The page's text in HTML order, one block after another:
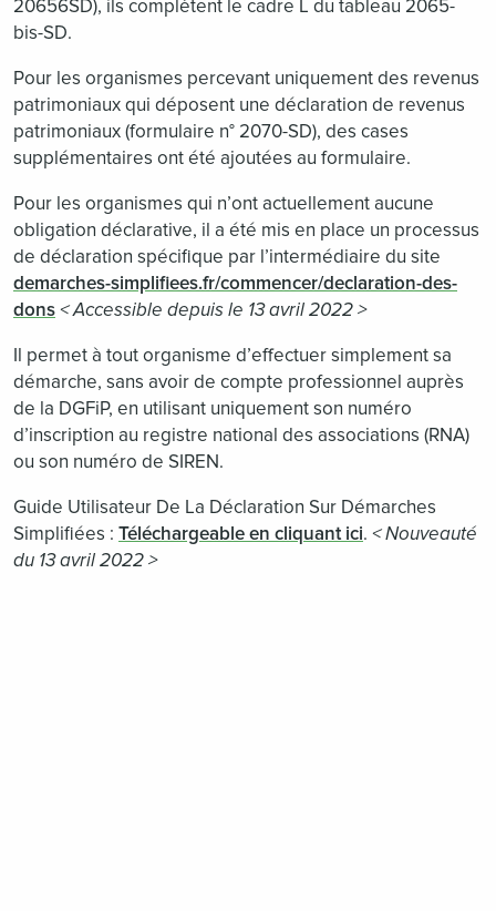
20656SD), ils complètent le cadre L du tableau 2065-
bis-SD.
Pour les organismes percevant uniquement des revenus
patrimoniaux qui déposent une déclaration de revenus
patrimoniaux (formulaire n° 2070-SD), des cases
supplémentaires ont été ajoutées au formulaire.
Pour les organismes qui n’ont actuellement aucune
obligation déclarative, il a été mis en place un processus
de déclaration spécifique par l’intermédiaire du site
demarches-simplifiees.fr/commencer/declaration-des-
dons< Accessible depuis le 13 avril 2022 >
Il permet à tout organisme d’effectuer simplement sa
démarche, sans avoir de compte professionnel auprès
de la DGFiP, en utilisant uniquement son numéro
d’inscription au registre national des associations (RNA)
ou son numéro de SIREN.
Guide Utilisateur De La Déclaration Sur Démarches
Simplifiées : Téléchargeable en cliquant ici. < Nouveauté
du 13 avril 2022 >